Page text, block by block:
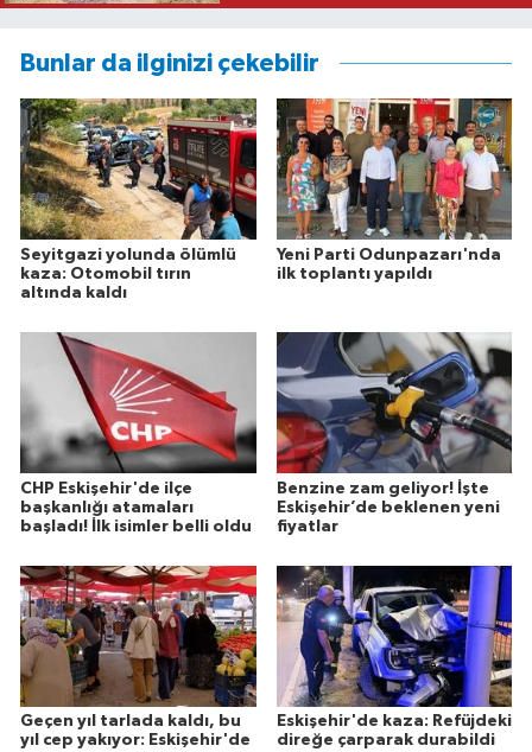
Bunlar da ilginizi çekebilir
Seyitgazi yolunda ölümlü
kaza: Otomobil tırın
altında kaldı
Yeni Parti Odunpazarı'nda
ilk toplantı yapıldı
CHP Eskişehir'de ilçe
başkanlığı atamaları
başladı! İlk isimler belli oldu
Benzine zam geliyor! İşte
Eskişehir’de beklenen yeni
fiyatlar
Geçen yıl tarlada kaldı, bu
yıl cep yakıyor: Eskişehir'de
Eskişehir'de kaza: Refüjdeki
direğe çarparak durabildi